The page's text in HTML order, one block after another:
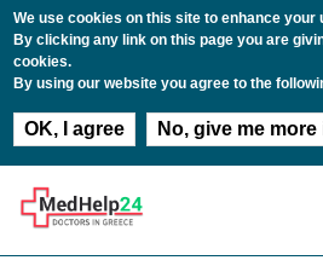
We use cookies on this site to enhance your
By clicking any link on this page you are
cookies.
By using our website you agree to the
OK, I agree No, give me more